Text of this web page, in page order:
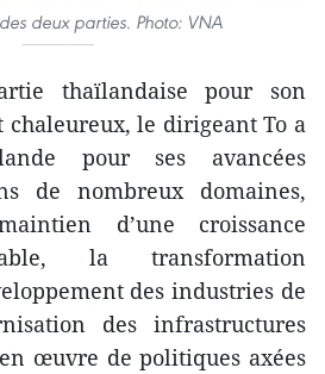
deux parties. Photo: VNA
thaïlandaise pour son
chaleureux, le dirigeant To a
pour ses avancées
de nombreux domaines,
d’une croissance
la transformation
des industries de
des infrastructures
œuvre de politiques axées